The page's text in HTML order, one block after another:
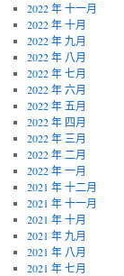
2022 年 十一月
2022 年 十月
2022 年 九月
2022 年 八月
2022 年 七月
2022 年 六月
2022 年 五月
2022 年 四月
2022 年 三月
2022 年 二月
2022 年 一月
2021 年 十二月
2021 年 十一月
2021 年 十月
2021 年 九月
2021 年 八月
2021 年 七月